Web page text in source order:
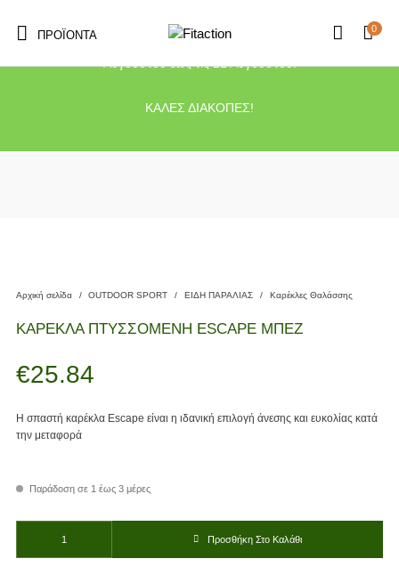
Το κατάστημα μας θα παραμείνει κλειστό λόγω διακοπών από τις 10
Αυγούστου έως τις 21 Αυγούστου.
ΚΑΛΕΣ ΔΙΑΚΟΠΕΣ!
ΠΡΟΪΌΝΤΑ
0
Αρχική σελίδα / OUTDOOR SPORT / ΕΙΔΗ ΠΑΡΑΛΙΑΣ / Καρέκλες Θαλάσσης
ΚΑΡΕΚΛΑ ΠΤΥΣΣΟΜΕΝΗ ESCAPE ΜΠΕΖ
€25.84
Η σπαστή καρέκλα Escape είναι η ιδανική επιλογή άνεσης και ευκολίας κατά
την μεταφορά
Παράδοση σε 1 έως 3 μέρες
Προσθήκη Στο Καλάθι